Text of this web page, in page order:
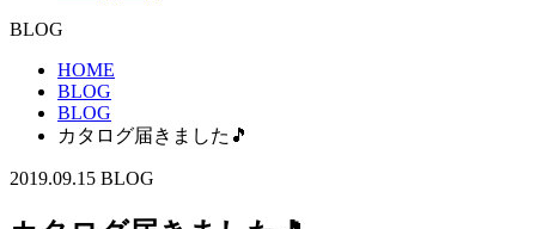
BLOG
HOME
BLOG
BLOG
カタログ届きました🎵
2019.09.15 BLOG